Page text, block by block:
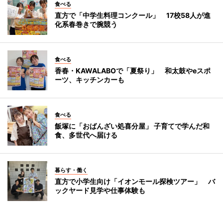
食べる
直方で「中学生料理コンクール」 17校58人が進
化系春巻きで腕競う
食べる
香春・KAWALABOで「夏祭り」 和太鼓やeスポ
ーツ、キッチンカーも
食べる
飯塚に「おばんざい処喜分屋」 子育てで学んだ和
食、多世代へ届ける
暮らす・働く
直方で小学生向け「イオンモール探検ツアー」 バ
ックヤード見学や仕事体験も